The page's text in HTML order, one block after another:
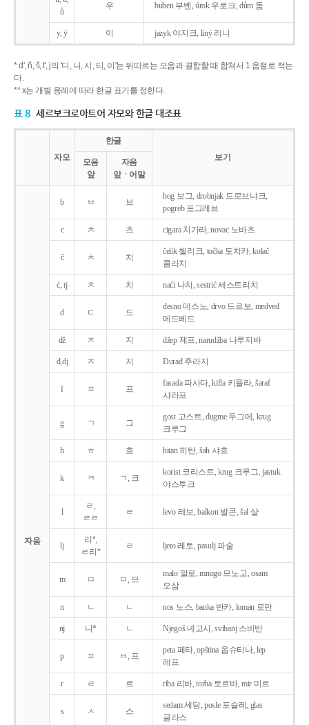
ů
우 buben 부벤, úrok 우로크, dům 둠
y, ý 이 jazyk야지크, líný 리니
* d', ň, š, t', j의 '디, 니, 시, 티, 이'는 뒤따르는 모음과 결합할 때 합쳐서 1 음절로 적는
다.
** x는 개별 용례에 따라 한글 표기를 정한다.
표 8 세르보크로아트어 자모와 한글 대조표
자모
한글
보기
모음
앞
자음
앞ㆍ어말
자음
b ㅂ 브
bog 보그, drobnjak 드로브냐크,
pogreb 포그레브
c ㅊ 츠 cigara 치가라, novac 노바츠
č ㅊ 치
čelik 첼리크, točka 토치카, kolač
콜라치
ć, tj ㅊ 치 naći 나치, sestrić 세스트리치
d ㄷ 드
desno 데스노, drvo 드르보, medved
메드베드
dž ㅈ 지 džep 제프, narudžba 나루지바
đ,dj ㅈ 지 Ðurađ 주라지
f ㅍ 프
fasada 파사다, kifla 키플라, šaraf
샤라프
g ㄱ 그
gost 고스트, dugme 두그메, krug
크루그
h ㅎ 흐 hitan 히탄, šah 샤흐
k ㅋ ㄱ, 크
korist 코리스트, krug 크루그, jastuk
야스투크
l
ㄹ,
ㄹㄹ
ㄹ levo 레보, balkon 발콘, šal 샬
lj
리*,
ㄹ리*
ㄹ ljeto 레토, pasulj 파술
m ㅁ ㅁ, 므
malo 말로, mnogo 므노고, osam
오삼
n ㄴ ㄴ nos 노스, banka 반카, loman 로만
nj 니* ㄴ Njegoš 녜고시, svibanj 스비반
p ㅍ ㅂ, 프
peta 페타, opština 옵슈티나, lep
레프
r ㄹ 르 riba 리바, torba 토르바, mir 미르
s ㅅ 스
sedam 세담, posle 포슬레, glas
글라스